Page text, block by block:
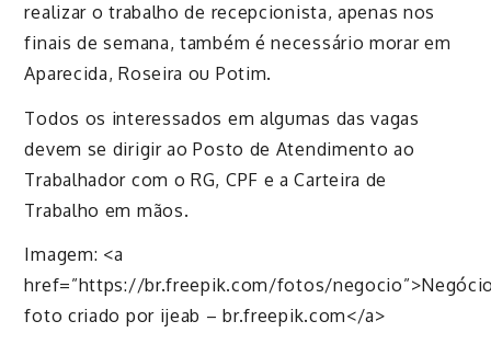
realizar o trabalho de recepcionista, apenas nos
finais de semana, também é necessário morar em
Aparecida, Roseira ou Potim.
Todos os interessados em algumas das vagas
devem se dirigir ao Posto de Atendimento ao
Trabalhador com o RG, CPF e a Carteira de
Trabalho em mãos.
Imagem: <a
href=”https://br.freepik.com/fotos/
foto criado por ijeab – br.freepik.com</a>